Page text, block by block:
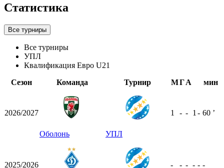
Статистика
Все турниры
Все турниры
УПЛ
Квалификация Евро U21
Сезон
Команда Турнир МГА мин
2026/2027
Оболонь УПЛ
1 - - 1 - 60 ʼ
2025/2026 - - - - - -